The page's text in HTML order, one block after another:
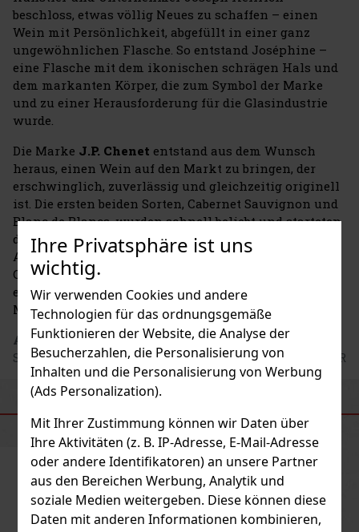
Ihre Privatsphäre ist uns
wichtig.
Wir verwenden Cookies und andere
Technologien für das ordnungsgemäße
Funktionieren der Website, die Analyse der
Besucherzahlen, die Personalisierung von
Inhalten und die Personalisierung von Werbung
(Ads Personalization).
Mit Ihrer Zustimmung können wir Daten über
Ihre Aktivitäten (z. B. IP-Adresse, E-Mail-Adresse
oder andere Identifikatoren) an unsere Partner
aus den Bereichen Werbung, Analytik und
soziale Medien weitergeben. Diese können diese
Daten mit anderen Informationen kombinieren,
beschloss, etwas völlig Neues zu schaffen – einen
Wein mit Persönlichkeit, abgefüllt in einer ganz
ungewöhnlichen Flasche. So entstand Joséphine –
eine Flasche mit dem ikonischen schrägen Hals und
dem markanten Körper, die zum Symbol der Marke
und zu einer Herausforderung für die Glasindustrie
wurde.
Die Marke J.P. Chenet entstand aus dem Wunsch
heraus, einen Wein auf den Markt zu bringen, der
erschwinglich, zuverlässig und gleichzeitig originell
ist. Die ersten beiden Sorten, Cabernet Sauvignon und
Blanc de Blancs, wurden schnell beliebt und starteten
den erfolgreichen internationalen Weg der Marke.
Anfangs wurden die Weine unter dem Namen J.P.
Chanel verkauft, zu Ehren von Jean-Paul Chanel,
einem engen Mitarbeiter von Joseph Helfrich und
Mitbegründer der Marke.
Adresse des Herstellers: Les Grands Chais De France
S.A.S., 1, rue de la Division Leclerc, 67290 Petersbach, FR
ÄHNLICHE PRODUKTE